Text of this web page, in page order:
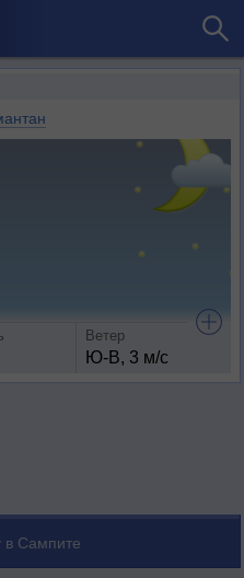
Ветер
Ю-В, 3 м/с
в Сампите